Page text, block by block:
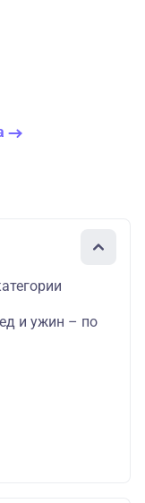
и ужин – по